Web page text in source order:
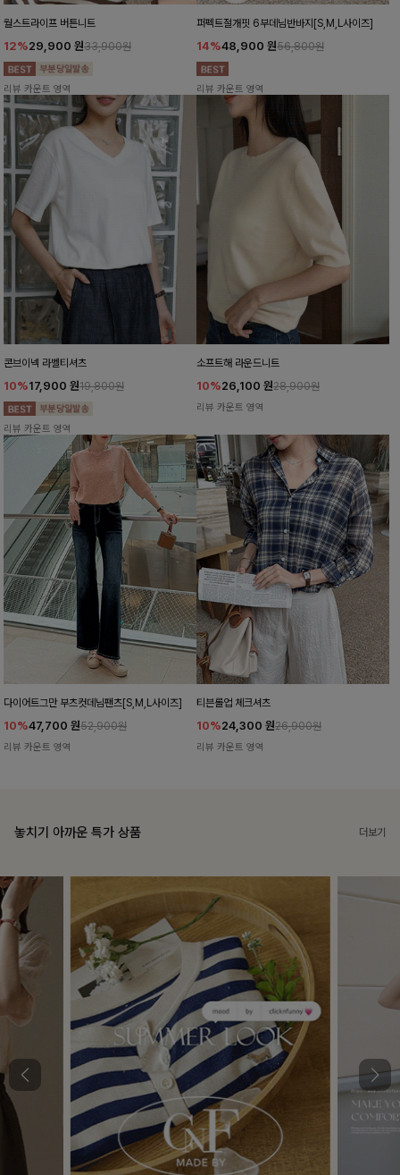
월스트라이프 버튼니트
12%29,900 원33,900원
리뷰 카운트 영역
퍼펙트절개핏 6부데님반바지[S,M,L사이즈]
14%48,900 원56,800원
리뷰 카운트 영역
콘브이넥 라벨티셔츠
10%17,900 원19,800원
리뷰 카운트 영역
소프트해 라운드니트
10%26,100 원28,900원
리뷰 카운트 영역
다이어트그만 부츠컷데님팬츠[S,M,L사이즈]
10%47,700 원52,900원
리뷰 카운트 영역
티븐롤업 체크셔츠
10%24,300 원26,900원
리뷰 카운트 영역
놓치기 아까운 특가 상품 더보기